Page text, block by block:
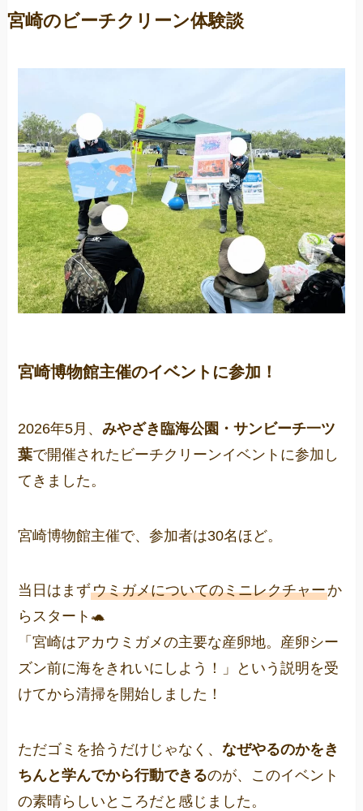
宮崎のビーチクリーン体験談
宮崎博物館主催のイベントに参加！
2026年5月、みやざき臨海公園・サンビーチ一ツ
葉で開催されたビーチクリーンイベントに参加し
てきました。
宮崎博物館主催で、参加者は30名ほど。
当日はまずウミガメについてのミニレクチャーか
らスタート🐢
「宮崎はアカウミガメの主要な産卵地。産卵シー
ズン前に海をきれいにしよう！」という説明を受
けてから清掃を開始しました！
ただゴミを拾うだけじゃなく、なぜやるのかをき
ちんと学んでから行動できるのが、このイベント
の素晴らしいところだと感じました。